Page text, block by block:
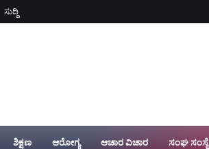
ಸುದ್ದಿ
ಶಿಕ್ಷಣ ಆರೋಗ್ಯ ಆಚಾರ ವಿಚಾರ ಸಂಘ ಸಂಸ್ಥೆ